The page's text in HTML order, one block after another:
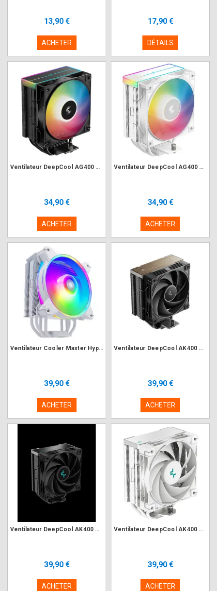
13,90 €
ACHETER
17,90 €
DÉTAILS
Ventilateur DeepCool AG400 BK ARGB V2
34,90 €
ACHETER
Ventilateur DeepCool AG400 WH ARGB V2 Blanc
34,90 €
ACHETER
Ventilateur Cooler Master Hyper 212 Halo White ARGB
39,90 €
ACHETER
Ventilateur DeepCool AK400 G2 Noir Bois
39,90 €
ACHETER
Ventilateur DeepCool AK400 Zero Dark
39,90 €
ACHETER
Ventilateur DeepCool AK400 WH Blanc
39,90 €
ACHETER